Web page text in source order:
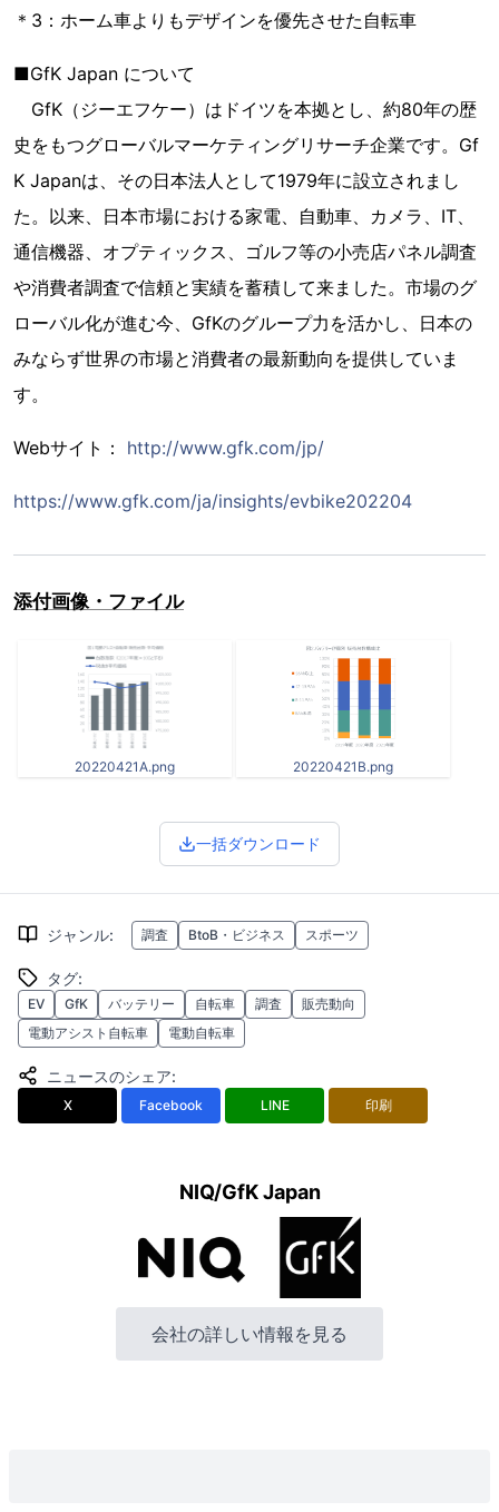
＊3：ホーム車よりもデザインを優先させた自転車
■GfK Japan について
GfK（ジーエフケー）はドイツを本拠とし、約80年の歴
史をもつグローバルマーケティングリサーチ企業です。Gf
K Japanは、その日本法人として1979年に設立されまし
た。以来、日本市場における家電、自動車、カメラ、IT、
通信機器、オプティックス、ゴルフ等の小売店パネル調査
や消費者調査で信頼と実績を蓄積して来ました。市場のグ
ローバル化が進む今、GfKのグループ力を活かし、日本の
みならず世界の市場と消費者の最新動向を提供していま
す。
Webサイト： http://www.gfk.com/jp/
https://www.gfk.com/ja/insights/evbike202204
添付画像・ファイル
20220421A.png 20220421B.png
一括ダウンロード
ジャンル: 調査 BtoB・ビジネス スポーツ
タグ:
EV GfK バッテリー 自転車 調査
販売動向
電動アシスト自転車
電動自転車
ニュースのシェア:
X Facebook LINE 印刷
NIQ/GfK Japan
会社の詳しい情報を見る